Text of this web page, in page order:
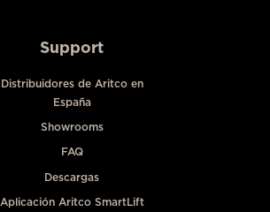
Support
Distribuidores de Aritco en
España
Showrooms
FAQ
Descargas
Aplicación Aritco SmartLift